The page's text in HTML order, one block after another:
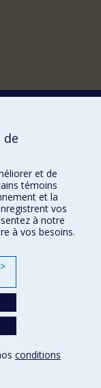
de
et de
témoins
et la
vos
à notre
à vos besoins.
>
conditions